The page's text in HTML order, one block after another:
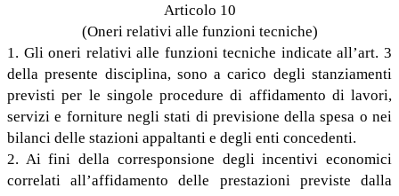
Articolo 10
(Oneri relativi alle funzioni tecniche)
1. Gli oneri relativi alle funzioni tecniche indicate all’art. 3
della presente disciplina, sono a carico degli stanziamenti
previsti per le singole procedure di affidamento di lavori,
servizi e forniture negli stati di previsione della spesa o nei
bilanci delle stazioni appaltanti e degli enti concedenti.
2. Ai fini della corresponsione degli incentivi economici
correlati all’affidamento delle prestazioni previste dalla